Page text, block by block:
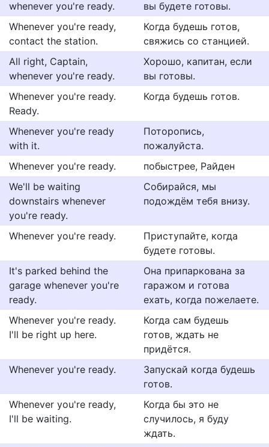
whenever you're ready.
вы будете готовы.
Whenever you're ready,
contact the station.
Когда будешь готов,
свяжись со станцией.
All right, Captain,
whenever you're ready.
Хорошо, капитан, если
вы готовы.
Whenever you're ready.
Ready.
Когда будешь готов.
Whenever you're ready
with it.
Поторопись,
пожалуйста.
Whenever you're ready.
побыстрее, Райден
We'll be waiting
downstairs whenever
you're ready.
Собирайся, мы
подождём тебя внизу.
Whenever you're ready.
Приступайте, когда
будете готовы.
It's parked behind the
garage whenever you're
ready.
Она припаркована за
гаражом и готова
ехать, когда пожелаете.
Whenever you're ready.
I'll be right up here.
Когда сам будешь
готов, ждать не
придётся.
Whenever you're ready.
Запускай когда будешь
готов.
Whenever you're ready,
I'll be waiting.
Когда бы это не
случилось, я буду
ждать.